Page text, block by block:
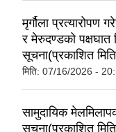
मृर्गौला प्रत्यारोपण
र मेरुदण्डको पक्षघात
सूचना(प्रकाशित
मिति: 07/16/2026 -
सामुदायिक
सूचना(प्रकाशित